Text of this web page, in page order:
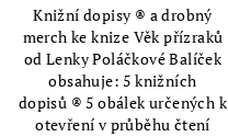
Knižní dopisy ® a drobný
merch ke knize Věk přízraků
od Lenky Poláčkové Balíček
obsahuje: 5 knižních
dopisů ® 5 obálek určených k
otevření v průběhu čtení